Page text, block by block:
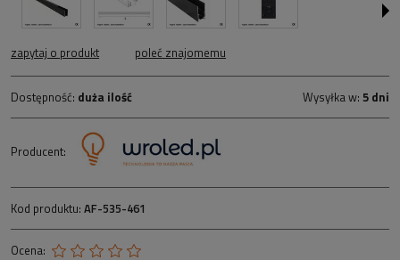
zapytaj o produkt poleć znajomemu
Dostępność: duża ilość Wysyłka w: 5 dni
Producent:
Kod produktu: AF-535-461
Ocena: